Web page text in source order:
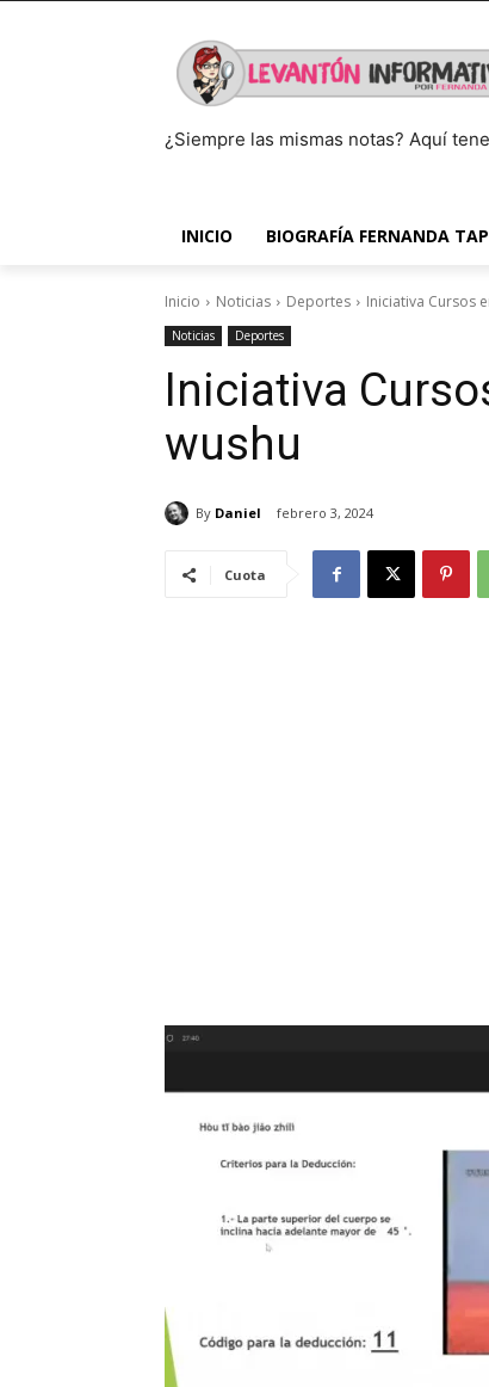
¿Siempre las mismas notas? Aquí
INICIO BIOGRAFÍA FERNANDA
Inicio Noticias Deportes Iniciativa Cursos
Noticias Deportes
Iniciativa
wushu
By Daniel febrero 3, 2024
Cuota